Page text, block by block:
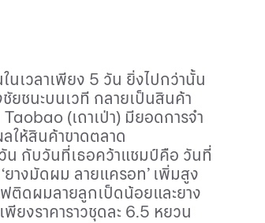
นเวลาเพียง 5 วัน ยิ่งไปกว่านั้น
ยชนะบนเวที กลายเป็นสินค้า
Taobao (เถาเป่า) มียอดการจำ
ให้สินค้าขาดตลาด
วัน กับวันที่เธอคว้าแชมป์คือ วันที่
‘ยางมัดผม ลายแครอท’ เพิ่มสูง
ติดผมลายลูกเป็ดน้อยและยาง
งราคาราวชุดละ 6.5 หยวน